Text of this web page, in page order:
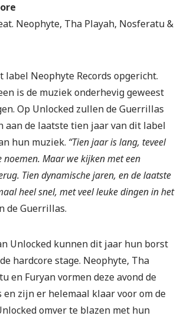
Neophyte, Tha Playah, Nosferatu &
label Neophyte Records opgericht.
is de muziek onderhevig geweest
Op Unlocked zullen de Guerrillas
aan de laatste tien jaar van dit label
hun muziek. “Tien jaar is lang, teveel
Maar we kijken met een
Tien dynamische jaren, en de laatste
heel snel, met veel leuke dingen in het
de Guerrillas.
Unlocked kunnen dit jaar hun borst
hardcore stage. Neophyte, Tha
en Furyan vormen deze avond de
zijn er helemaal klaar voor om de
omver te blazen met hun